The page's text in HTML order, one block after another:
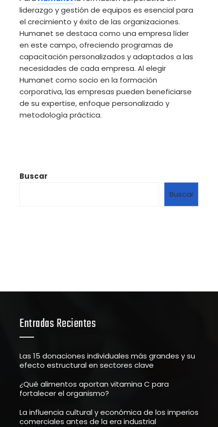
liderazgo y gestión de equipos es esencial para
el crecimiento y éxito de las organizaciones.
Humanet se destaca como una empresa líder
en este campo, ofreciendo programas de
capacitación personalizados y adaptados a las
necesidades de cada empresa. Al elegir
Humanet como socio en la formación
corporativa, las empresas pueden beneficiarse
de su expertise, enfoque personalizado y
metodología práctica.
Buscar
Buscar
Entradas Recientes
Las 15 donaciones individuales más grandes y su
efecto estructural en sectores clave
¿Qué alimentos aportan vitamina C para
fortalecer el organismo?
La influencia cultural y económica de los imperios
comerciales antes de la era industrial